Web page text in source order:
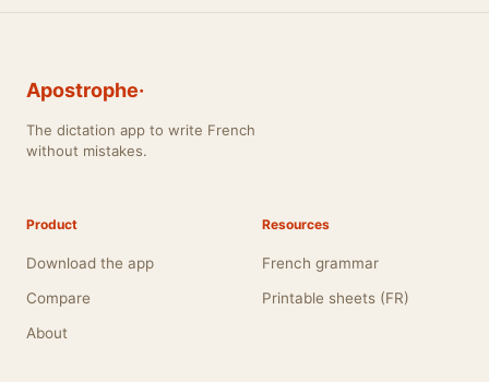
Apostrophe·
The dictation app to write French
without mistakes.
Product
Download the app
Compare
About
Resources
French grammar
Printable sheets (FR)